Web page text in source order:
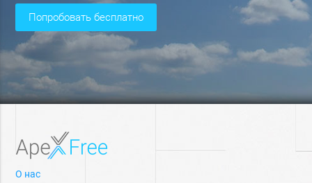
попробовать бесплатно
О нас